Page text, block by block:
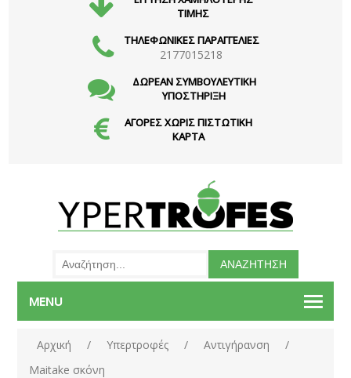
ΤΙΜΗΣ
ΤΗΛΕΦΩΝΙΚΕΣ ΠΑΡΑΓΓΕΛΙΕΣ
2177015218
ΔΩΡΕΑΝ ΣΥΜΒΟΥΛΕΥΤΙΚΗ
ΥΠΟΣΤΗΡΙΞΗ
ΑΓΟΡΕΣ ΧΩΡΙΣ ΠΙΣΤΩΤΙΚΗ
ΚΑΡΤΑ
MENU
Αρχική / Υπερτροφές / Αντιγήρανση
/
Maitake σκόνη